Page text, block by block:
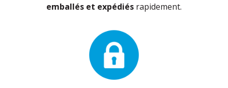
emballés et expédiés rapidement.